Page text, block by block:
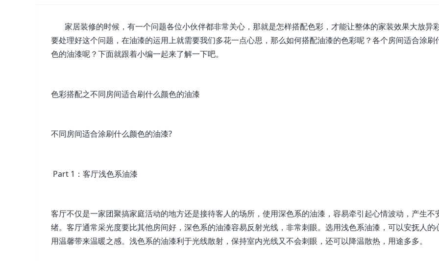
家居装修的时候，有一个问题各位小伙伴都非常关心，那就是怎样搭配色彩，才能让整体的家装效果大放异
要处理好这个问题，在油漆的运用上就需要我们多花一点心思，那么如何搭配油漆的色彩呢？各个房间适合涂刷
色的油漆呢？下面就跟着小编一起来了解一下吧。
色彩搭配之不同房间适合刷什么颜色的油漆
不同房间适合涂刷什么颜色的油漆?
Part 1：客厅浅色系油漆
客厅不仅是一家团聚搞家庭活动的地方还是接待客人的场所，使用深色系的油漆，容易牵引起心情波动，产生不
绪。客厅通常采光度要比其他房间好，深色系的油漆容易反射光线，非常刺眼。选用浅色系油漆，可以安抚人的
用温馨带来温暖之感。浅色系的油漆利于光线散射，保持室内光线又不会刺眼，还可以降温散热，用途多多。